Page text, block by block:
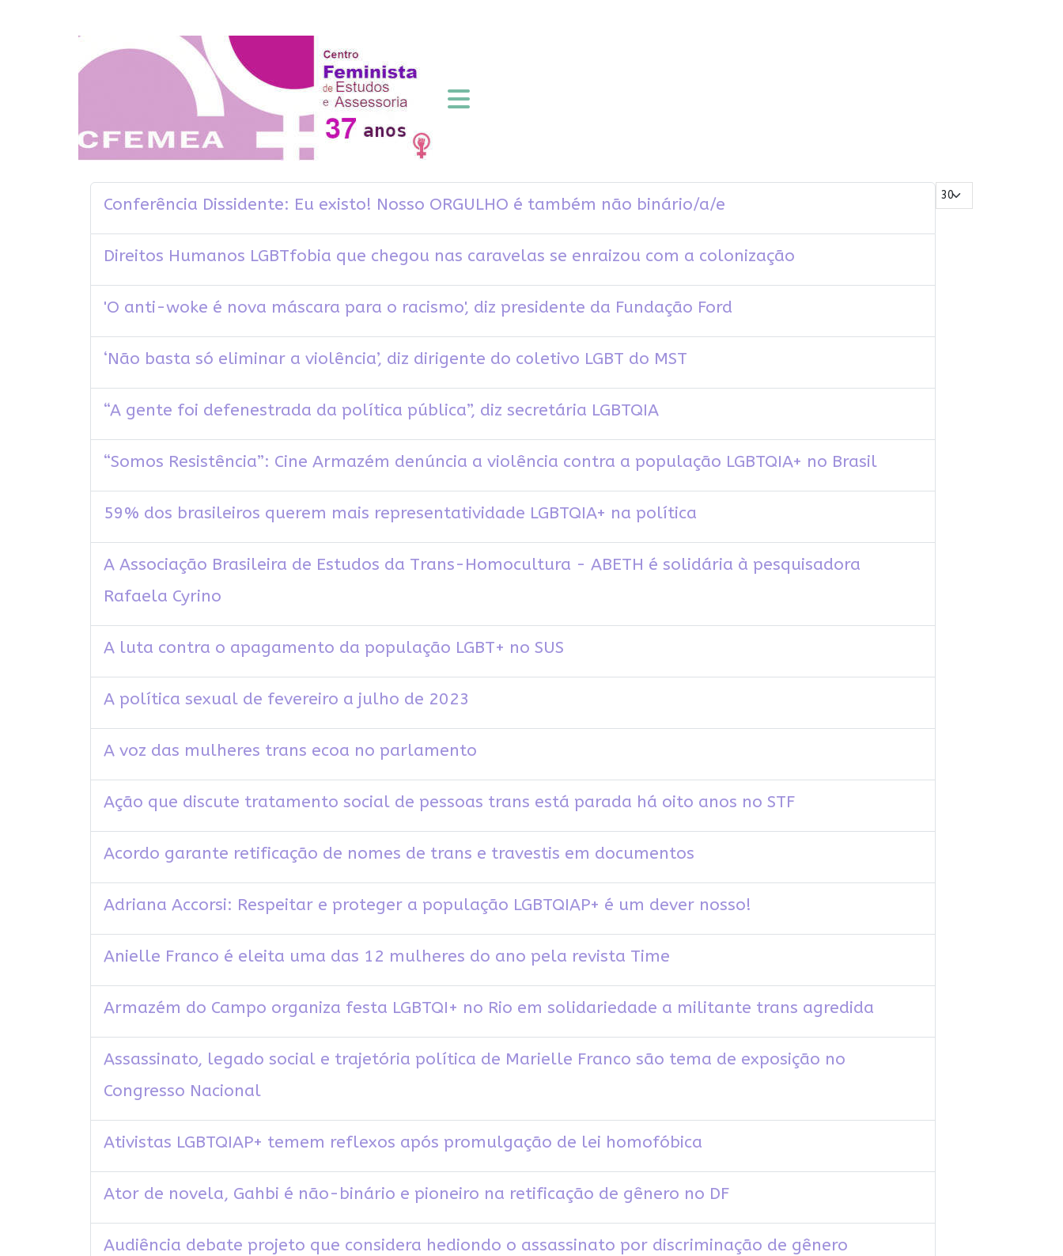
Mostrar #
Conferência Dissidente: Eu existo! Nosso ORGULHO é também não binário/a/e
Direitos Humanos LGBTfobia que chegou nas caravelas se enraizou com a colonização
'O anti-woke é nova máscara para o racismo', diz presidente da Fundação Ford
‘Não basta só eliminar a violência’, diz dirigente do coletivo LGBT do MST
“A gente foi defenestrada da política pública”, diz secretária LGBTQIA
“Somos Resistência”: Cine Armazém denúncia a violência contra a população LGBTQIA+ no Brasil
59% dos brasileiros querem mais representatividade LGBTQIA+ na política
A Associação Brasileira de Estudos da Trans-Homocultura - ABETH é solidária à pesquisadora
Rafaela Cyrino
A luta contra o apagamento da população LGBT+ no SUS
A política sexual de fevereiro a julho de 2023
A voz das mulheres trans ecoa no parlamento
Ação que discute tratamento social de pessoas trans está parada há oito anos no STF
Acordo garante retificação de nomes de trans e travestis em documentos
Adriana Accorsi: Respeitar e proteger a população LGBTQIAP+ é um dever nosso!
Anielle Franco é eleita uma das 12 mulheres do ano pela revista Time
Armazém do Campo organiza festa LGBTQI+ no Rio em solidariedade a militante trans agredida
Assassinato, legado social e trajetória política de Marielle Franco são tema de exposição no
Congresso Nacional
Ativistas LGBTQIAP+ temem reflexos após promulgação de lei homofóbica
Ator de novela, Gahbi é não-binário e pioneiro na retificação de gênero no DF
Audiência debate projeto que considera hediondo o assassinato por discriminação de gênero